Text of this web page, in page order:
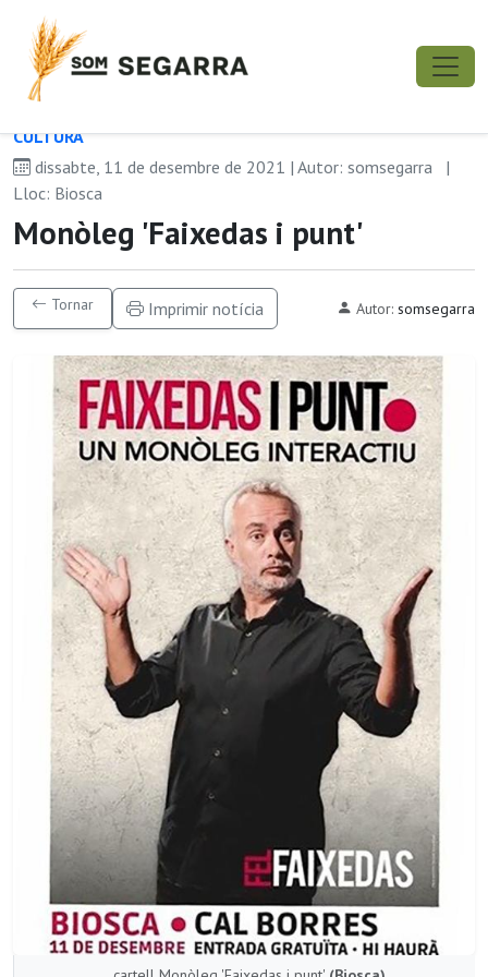
CULTURA
dissabte, 11 de desembre de 2021 | Autor: somsegarra
|
Lloc: Biosca
Monòleg 'Faixedas i punt'
Tornar Imprimir notícia Autor: somsegarra